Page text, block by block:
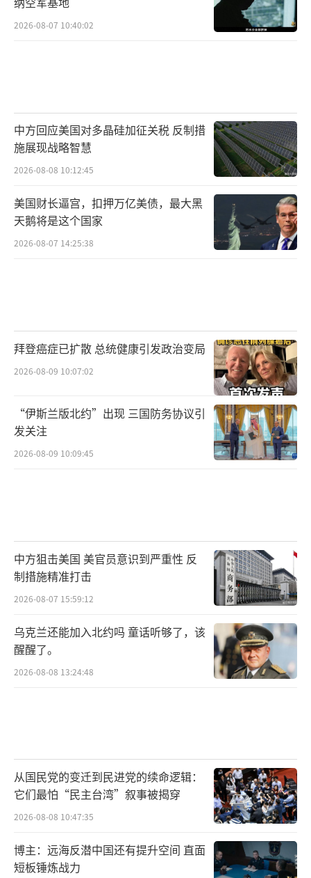
直新闻：
什么样的教训？
特约评论员刘和平：
我认为，不忘过去铭记历史的目的，并不
是要活在过去的仇恨中走不出来，而是为了防
止过去的历史悲剧重演，也就是为了现在与未
来。而在眼下，我们防止历史悲剧重演的最好
类似的错误。
我的看法是，我们必须在三个层面正视今
天的日本——其一是，毫无疑问，无论是出于嫉
妒心理还是出于恐惧心理，日本自始至终都不
希望他们的卧榻之侧出现一个强大的中国，他
们一定会处心积虑地阻止中国的崛起。而且在
面侵华战争，中断了开始于1919年的中国启蒙
运动与经济现代化。而现在，日本显然又想通
过一次台海战争，来中断中国的和平崛起进
第二我们必须正视和认真对待当前日本正
在奉行的以华为敌的国家战略。在特朗普政府
权，甚至准备取代美国成为介入台湾问题的最
大外部势力。也就是说，我们必须认识到，东
亚与亚太地区的局势正在重新回到二战前的状
第三我们千万不要轻视日本的军事力量。
2026-08-07 10:40:02
中方回应美国对多晶硅加征关税 反制措
施展现战略智慧
2026-08-08 10:12:45
美国财长逼宫，扣押万亿美债，最大黑
天鹅将是这个国家
2026-08-07 14:25:38
拜登癌症已扩散 总统健康引发政治变局
2026-08-09 10:07:02
“伊斯兰版北约”出现 三国防务协议引
发关注
2026-08-09 10:09:45
中方狙击美国 美官员意识到严重性 反
制措施精准打击
2026-08-07 15:59:12
乌克兰还能加入北约吗 童话听够了，该
醒醒了。
2026-08-08 13:24:48
从国民党的变迁到民进党的续命逻辑：
它们最怕“民主台湾”叙事被揭穿
2026-08-08 10:47:35
博主：远海反潜中国还有提升空间 直面
短板锤炼战力